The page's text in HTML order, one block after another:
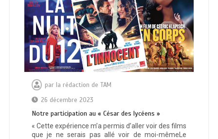
par la rédaction de TAM
26 décembre 2023
Notre participation au « César des lycéens »
« Cette expérience m’a permis d’aller voir des films
que je ne serais pas allé voir de moi-mêmeLe